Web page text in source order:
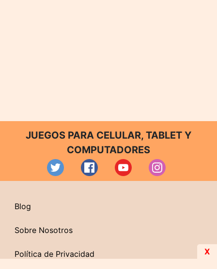
JUEGOS PARA CELULAR, TABLET Y
COMPUTADORES
Blog
Sobre Nosotros
Política de Privacidad X